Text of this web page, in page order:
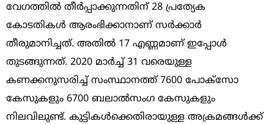
വേഗത്തില്‍ തീര്‍പ്പാക്കുന്നതിന് 28 പ്രത്യേക
കോടതികള്‍ ആരംഭിക്കാനാണ് സര്‍ക്കാര്‍
തീരുമാനിച്ചത്. അതില്‍ 17 എണ്ണമാണ് ഇപ്പോള്‍
തുടങ്ങുന്നത്. 2020 മാര്‍ച്ച് 31 വരെയുള്ള
കണക്കനുസരിച്ച് സംസ്ഥാനത്ത് 7600 പോക്സോ
കേസുകളും 6700 ബലാല്‍സംഗ കേസുകളും
നിലവിലുണ്ട്. കുട്ടികള്‍ക്കെതിരായുള്ള അക്രമങ്ങള്‍ക്ക്